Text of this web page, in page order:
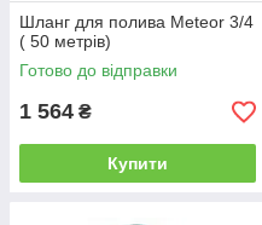
Шланг для полива Meteor 3/4
( 50 метрів)
Готово до відправки
1 564 ₴
Купити